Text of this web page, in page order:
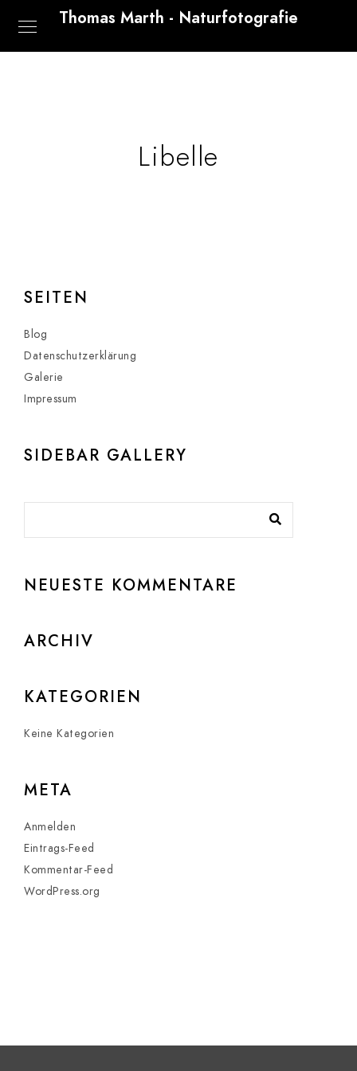
Thomas Marth - Naturfotografie
Libelle
SEITEN
Blog
Datenschutzerklärung
Galerie
Impressum
SIDEBAR GALLERY
NEUESTE KOMMENTARE
ARCHIV
KATEGORIEN
Keine Kategorien
META
Anmelden
Eintrags-Feed
Kommentar-Feed
WordPress.org